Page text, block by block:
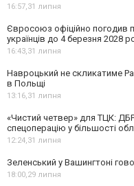
16:57, 31 липня
Євросоюз офіційно погодив
українців до 4 березня 2028
16:43, 31 липня
Навроцький не скликатиме
в Польщі
13:16, 31 липня
«Чистий четвер» для ТЦК:
спецоперацію у більшості
12:24, 31 липня
Зеленський у Вашингтоні
18:00, 29 липня